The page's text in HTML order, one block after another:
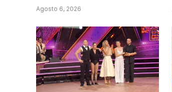
Agosto 6, 2026